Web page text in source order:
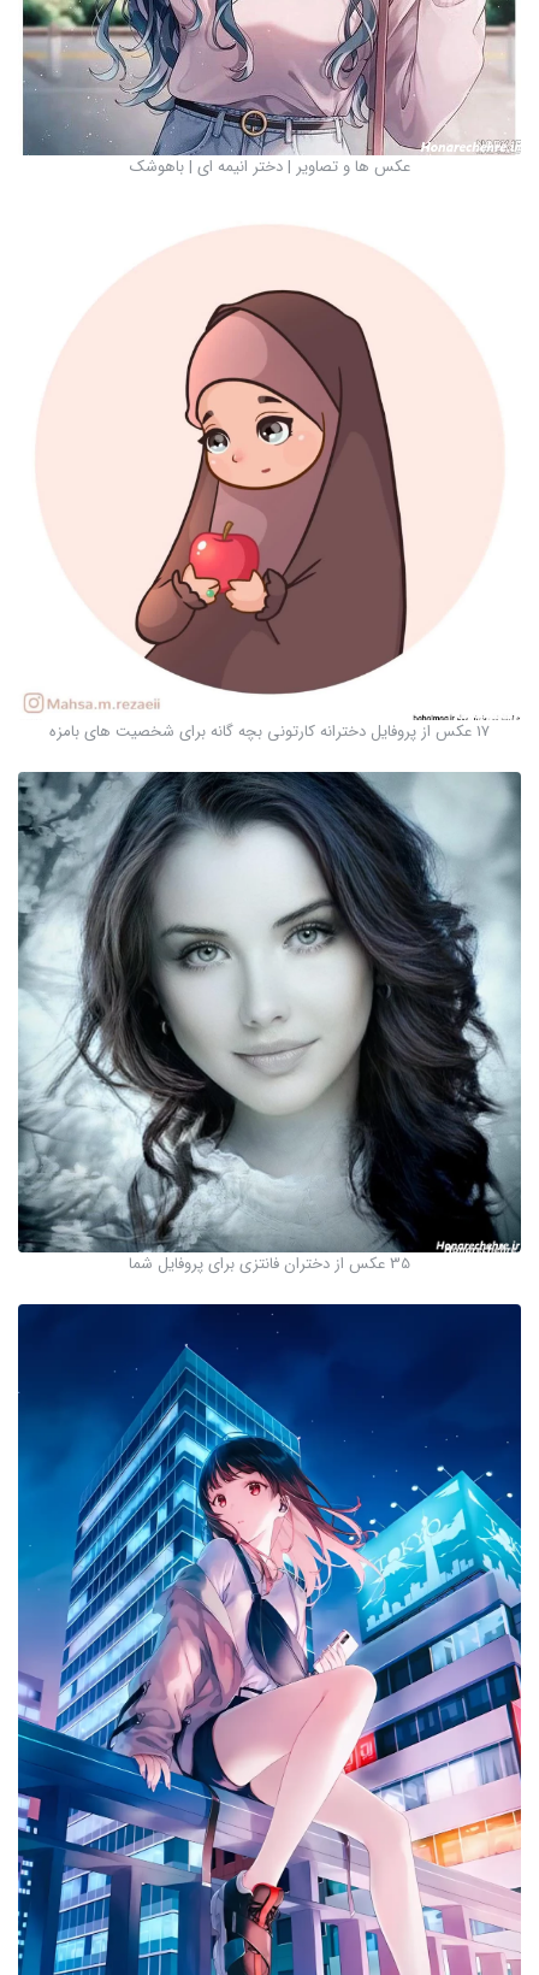
عکس ها و تصاویر | دختر انیمه ای | باهوشک
17 عکس از پروفایل دخترانه کارتونی بچه گانه برای شخصیت های بامزه
35 عکس از دختران فانتزی برای پروفایل شما